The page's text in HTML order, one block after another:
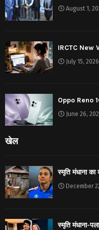
August 1,
IRCTC New
July 15, 2026
Oppo Reno
June 26,
खेल
स्मृति मंधाना का
December
स्मृति मंधाना-